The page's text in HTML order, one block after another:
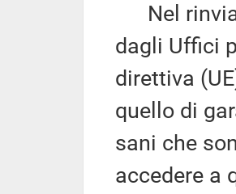
Nel
dagli Uffici
direttiva
quello di
sani che
accedere a